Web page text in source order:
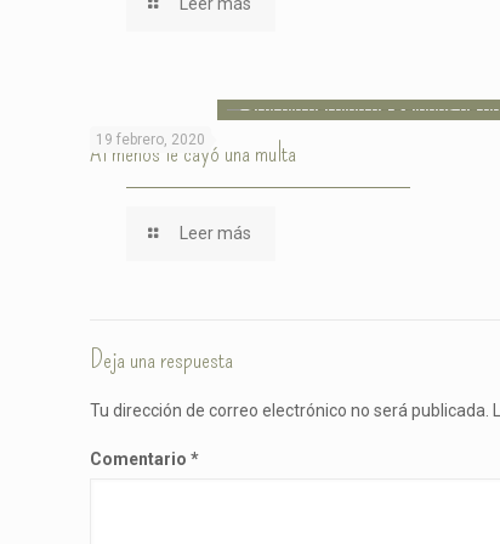
19 febrero, 2020
Al menos le cayó una multa
Leer más
Deja una respuesta
Tu dirección de correo electrónico no será publicada.
Comentario*